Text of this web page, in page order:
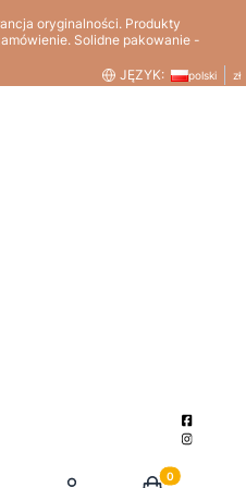
oryginalności. Produkty
Solidne pakowanie -
JĘZYK:
polski zł